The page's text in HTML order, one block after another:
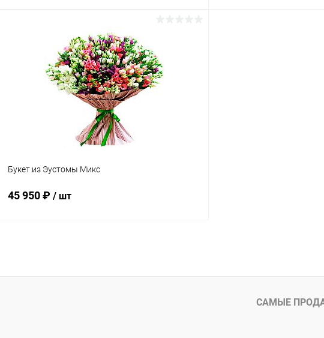
В корзину
Купить в 1 клик Сравнение
В избранное В наличии
Букет из Эустомы Микс
45 950 ₽ / шт
Купить в 1 клик Сравнение
САМЫЕ